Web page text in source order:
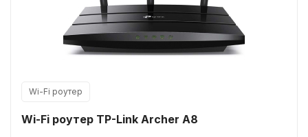
Wi-Fi роутер
Wi-Fi роутер TP-Link Archer A8